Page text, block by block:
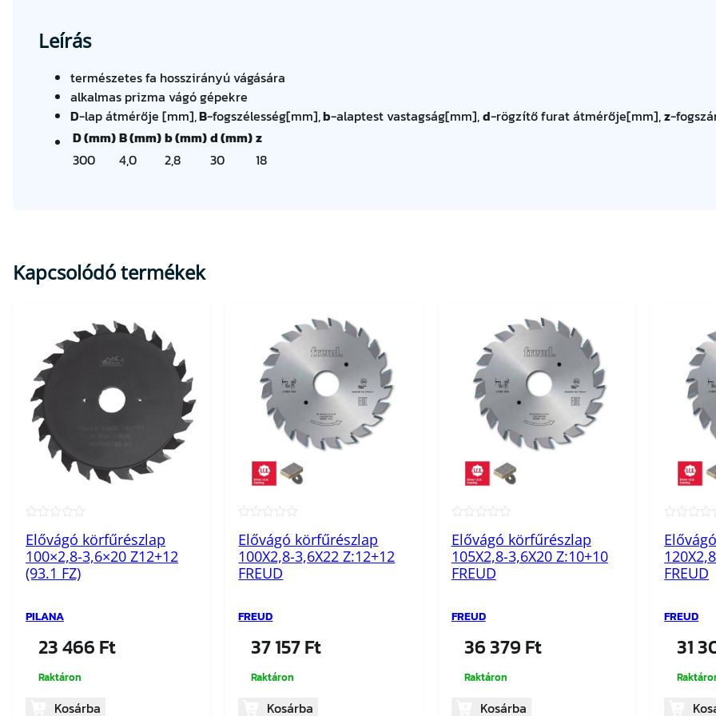
Leírás
természetes fa hosszirányú vágására
alkalmas prizma vágó gépekre
D-lap átmérője [mm],B-fogszélesség[mm],b-alaptest vastagság[mm],d-rögzítő furat átmérője[mm],z-
D (mm)B (mm)b (mm)d (mm)z
300
4,0 2,8 30 18
Kapcsolódó termékek
Elővágó körfűrészlap
100×2,8-3,6×20 Z12+12
(93.1 FZ)
PILANA
23 466 Ft
Raktáron
Kosárba
Elővágó körfűrészlap
100X2,8-3,6X22 Z:12+12
FREUD
FREUD
37 157Ft
Raktáron
Kosárba
Elővágó körfűrészlap
105X2,8-3,6X20 Z:10+10
FREUD
FREUD
36 379 Ft
Raktáron
Kosárba
FREUD
FREUD
31